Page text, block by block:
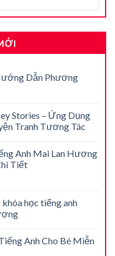
Dẫn Phương
Stories – Ứng Dụng
Tranh Tương Tác
Anh Mai Lan Hương
Tiết
học tiếng anh
Anh Cho Bé Miễn